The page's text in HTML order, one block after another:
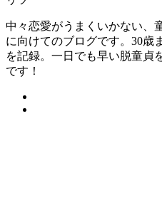
中々恋愛がうまくいかない、
に向けてのブログです。30歳
を記録。一日でも早い脱童貞
です！